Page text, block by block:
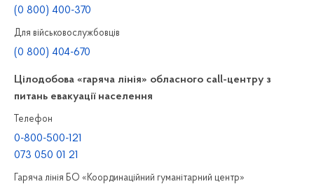
(0 800) 400-370
Для військовослужбовців
(0 800) 404-670
Цілодобова «гаряча лінія» обласного call-центру з
питань евакуації населення
Телефон
0-800-500-121
073 050 01 21
Гаряча лінія БО «Координаційний гуманітарний центр»